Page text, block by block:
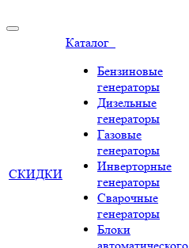
СКИДКИ
Каталог
Бензиновые
генераторы
Дизельные
генераторы
Газовые
генераторы
Инверторные
генераторы
Сварочные
генераторы
Блоки